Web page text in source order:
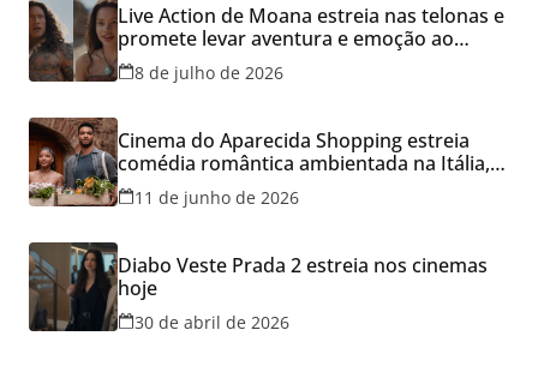
Live Action de Moana estreia nas telonas e
promete levar aventura e emoção ao
Cineflix do Aparecida Shopping
8 de julho de 2026
Cinema do Aparecida Shopping estreia
comédia romântica ambientada na Itália,
hoje e lança promoção para o Dia dos
Namorados
11 de junho de 2026
Diabo Veste Prada 2 estreia nos cinemas
hoje
30 de abril de 2026